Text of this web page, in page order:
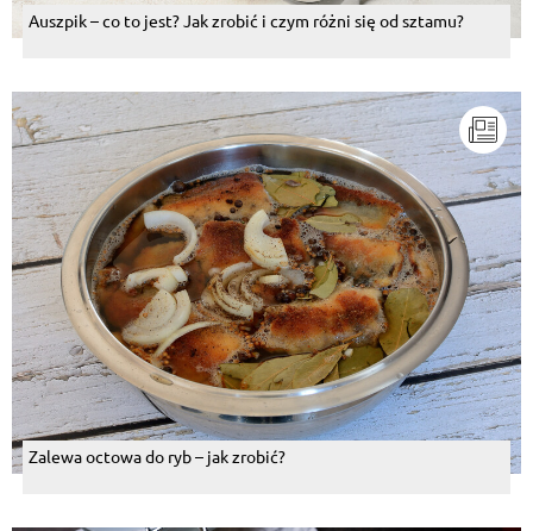
Auszpik – co to jest? Jak zrobić i czym różni się od sztamu?
Zalewa octowa do ryb – jak zrobić?